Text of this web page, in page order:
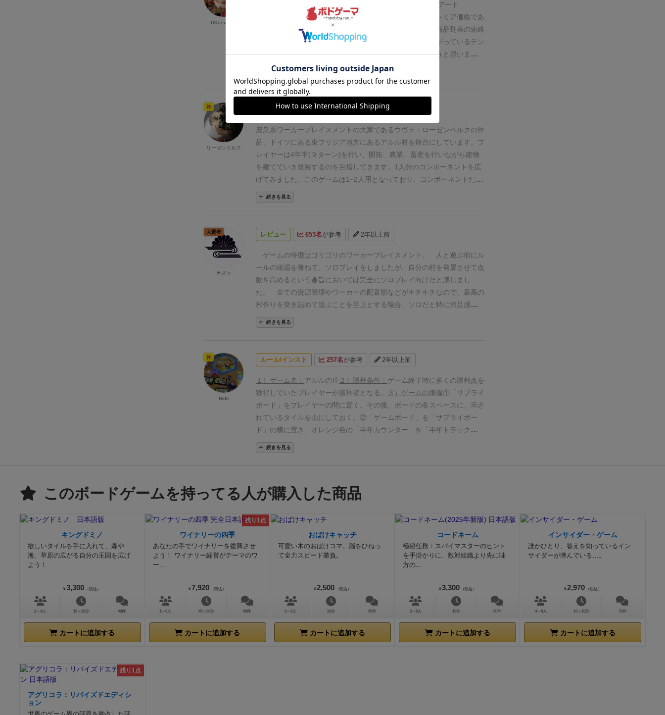
アート
私のベストゲームであるアルルの丘。長らくプレミア価格であ
った紅茶と交易の拡張込みで再販されました。
先週早くも商品到着の連絡
があったので、相変わらず入りずらい扉を開けると夢が広がっているテン
デイズゲームズに潜入、ゲットしてきたのでレビューしようと思います。
まず、(物理的に)重い！いやコレオーディンより厚いんじゃないか。。こ
れで3人ゲームとか素晴らしすぎて言葉も出ないです。アルルの丘は運要
素のほぼないワーカープレイスメント。はじめは湿地ばかりで馬一頭しか
いないアルルの村を4年半かけて開発していくという、シブいゲームで
す。特徴的なのは拡張なしでも多すぎるくらいのワークスペース。畑
作、家畜、布など好きなように村が作れます。 拡張で足されるのは次の項
目。
1 ワークスペースの増加2 新たな建物カード3 水路(干拓できたり
🐑を増やしたり🐑🐏畑作効率化したり)4 紅茶(作業の効率化)5 漁船、交
易船拡張込みでプレイして思ったのは、特化戦略がとりやすくなったこ
と。また戦略の幅が増えてさらに自由になったこと。複雑さも楽しさも二
倍ではなく二乗になったような。
うかもしれないので、拡張は無印に慣れてからが良さそうです。
１１４点。 ぱっとしないけど、これで色々理解できた気がする。
ルの初心に還り、麻を重視したプレイをしてみたらとても盤面キレイにな
りました。最後に農夫の宿を建てる前は麻畑7枚で圧巻の景色。これはイ
ケるっしょと思ったのですが、113点。。なんと前回のハンパに思った村
の方が１点高い結果に。 詳しくはそのうちまたリプレイレビューしようと
おもいます。 ボードゲームはその構造上どうしても最適解を求めるし、そ
れはとても楽しいんだけど疲れてしまうときもある。 そんなとき、ふと立
あ人生色々あるよ。アルルの丘の風景は、辿ってきた道や時間、全てを優
の拡張でさらにアルルの生活の幅が広がりました。忙しく働かざるを得な
い現代人にこんな時間はプライスレスだと思うのですが、それは言い過ぎ
でしょうか。
続きを見る
DKnewyork
レビュー 1086名が参考 2年以上前
農業系ワーカープレイスメントの大家であるウヴェ・ローゼンベルクの作
品、ドイツにある東フリジア地方にあるアルル村を舞台にしています。プ
レイヤーは4年半(９ターン)を行い、開拓、農業、畜産を行いながら建物
を建てていき発展するのを目指してきます。 1人分のコンポーネントを広
げてみました。このゲームは1~2人用となっており、コンポーネントだけ
でも結構な面積を使います。
に分かれている構造になっており毎ターン左右のどちらか片側のアクショ
ンが行えますがスタートマーカーは渡ります。ちなみにソロだとできませ
ん)一部のアクション以外は道具の精度によってアクションの強さが変わ
ってきます。職人アクションから作業台の数だけ資源を支払うと道具が強
化されていきます(作業台も強化すると個数が増えていきます)ちなみに道
具を強化していくと最終勝利点に影響するものもあります。 アクションボ
ードより個人ボードの方が広いという・・・右が納屋で左が土地面になっ
ています。今は穀物と麻の畑が二枚と小屋に馬が飼われています 泥炭地
在下の方には湿原が広がっており、これを改良しないで放置するとマイナ
ス点を受けます。
炭ってなんだ?と思われますが、植物が湿原で堆積してそれが層になった
もので水を抜き泥炭を切り出すと、土地として使えるようになります。
なみにこの泥炭も燃料として使います。アルルの丘でも冬を越すために支
払う必要があります。(木材で代用は可能です)
余談ですが、日本だと北海
道の釧路湿原なんかは泥炭を取り出して開拓していました。しかし湿原の
存在が近年地球温暖化の二酸化炭素を減らすのに利用できると判明し、現
在世界各地で泥炭地の再生が進められているとか。
プレイヤーにとっては
出かことになります。
す。最後まで上り詰めたら得点が入ります。
の3種類でそれぞれ建物や場所によって配置条件があります。ただ繁殖(ウ
ヴェ氏の作品だと当たり前のようにあるアレです)をして増やしていきま
す。 とはいっても動物の移動は結構緩いのであとは小屋とかの建築に重き
が置かれると思います。結局2匹いたとしても1匹でも広くなかったら繁
殖ができません。移動を駆使して効率よく繁殖していきます。あと動物は
最終得点になりますからできるだけ繁殖を進めていきたいものです。
まずやれることは素材の加工ができます。
こちらのアクション
で入手した素材(右上には点数が書かれています)
車に乗せるだけでタイル
をひっくり返して加工できます。ただし労働フェイスという一連のワーカ
ーを置くアクションや、こうした車に素材を置いて加工するアクションが
終わるまで乗せっぱなしになります。
あと車の配置する条件とかもありま
続きを見る
神
リーゼンドルフ
レビュー 653名が参考 2年以上前
ゲームの特徴はゴリゴリのワーカープレイスメント。
人と遊ぶ前にル
ールの確認を兼ねて、ソロプレイをしましたが、自分の村を発展させて点
数を高めるという趣旨においては完全にソロプレイ向けだと感じまし
た。
全ての資源管理やワーカーの配置順などがキチキチなので、最高の
村作りを突き詰めて遊ぶことを至上とする場合、ソロだと特に満足感が高
い作品だと思いました。
でかつその建物があまり強くないと選択肢から外れてしまい、揺らぎの要
産主体で羊9・牛8・馬8を集めて82.5点、2回目は建築主体で86点、3回目
は交易品と建築の両軸で101点でした(;_;)目指せ110点…次やるときは
品物を揃えて交易品主体で遊ぼうと思います！ 個人的な感想としては、
最高得点を求める道筋が出来てしまうと箱を開けなくなってしまうかなと
思うとあまり突き詰めずに程良く遊ぶことが、このゲームを長く楽しめる
ようになることだと感じました。準備が少し手間なので、PCで気軽に
遊びたいまである。 まだ紅茶拡張を入れて遊んでいないので、紅茶をキ
メて世界を変えたい…
基準では★5になります(;_;)
続きを見る
大賢者
カズマ
ルール/インスト 257名が参考 2年以上前
１）ゲーム名： アルルの丘 ２）勝利条件：ゲーム終了時に多くの勝利点を
獲得していたプレイヤーが勝利者となる。
３）ゲームの準備①「サプライ
ボード」をプレイヤーの間に置く。その後、ボードの各スペースに、示さ
れているタイルを山にしておく。②「ゲームボード」を「サプライボー
ド」の横に置き、オレンジ色の「半年カウンター」を「半年トラック」
（ゲームボード下部）の「１」のスペースに置く。また、各プレイヤーは
プレイする色を選び、その色に対応する「道具マーカー」を「ゲームボー
プレイヤーがスタートプレイヤーとなる。各プレイヤーの「労働者コマ」
レイヤーの色のコマが上になるように重ねて置く。
④「建物タイル」を
「ゲームボード」上の対応する色のスペースにランダムに置く。残ったタ
イルはゲームの箱に戻し、ゲームから除外する。その後、各プレイヤーは
「ホームボード」を１枚受け取り、「サプライボード」の手前（自分側）
に置き、馬コマ１個、泥炭コマ４個、資源マーカー６個を「ホームボー
／納屋ボード」を置き、対応するスペースに自分の色の「旅の目的地タイ
ル」を置く。また、各プレイヤーは。丸太タイル４個、粘土タイル４個、
泥炭コマ３個を手元に置く。残りのタイルは、ストックとして手の届く適
当な場所に置く。
４）ゲームの進行：
半年を１ラウンドとし、９ラウンド
をプレイする。各ラウンドは３フェズから構成される。①フェイズ１：準
続きを見る
神
Hide
このボードゲームを持ってる人が購入した商品
キングドミノ
欲しいタイルを手に入れて、森や
海、草原の広がる自分の王国を広げ
よう！
¥ 3,300 （税込）
2～4人 15～20分 49件
カートに追加する
残り1点
ワイナリーの四季
あなたの手でワイナリーを復興させ
よう！ ワイナリー経営がテーマのワ
ー...
¥ 7,920 （税込）
1～6人 45～90分 90件
カートに追加する
おばけキャッチ
可愛い木のおばけコマ。脳をひねっ
て全力スピード勝負。
¥ 2,500 （税込）
2～8人 20分 95件
カートに追加する
コードネーム
極秘任務：スパイマスターのヒント
を手掛かりに、敵対組織より先に味
方の...
¥ 3,300 （税込）
2～8人 15分 80件
カートに追加する
インサイダー・ゲーム
誰かひとり、答えを知っているイン
サイダーが潜んでいる…。
¥ 2,970 （税込）
4～8人 10～15分 76件
カートに追加する
残り1点
アグリコラ：リバイズドエディシ
ョン